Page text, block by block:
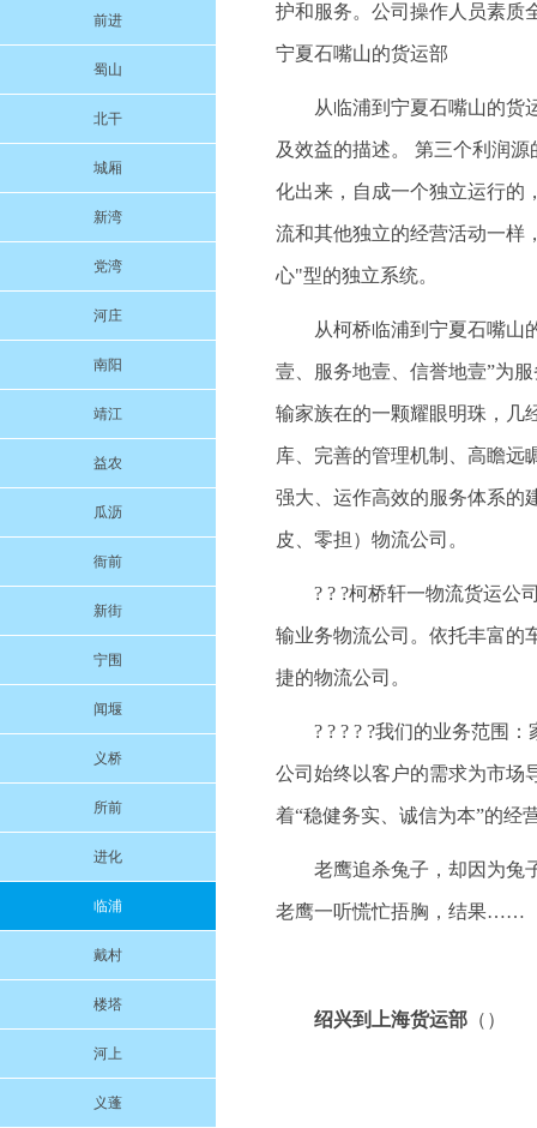
前进
蜀山
北干
城厢
新湾
党湾
河庄
南阳
靖江
益农
瓜沥
衙前
新街
宁围
闻堰
义桥
所前
进化
临浦
戴村
楼塔
河上
义蓬
护和服务。公司操作人员素质
宁夏石嘴山的货运部
从临浦到宁夏石嘴山的货
及效益的描述。 第三个利润
化出来，自成一个独立运行的
流和其他独立的经营活动一样
心"型的独立系统。
从柯桥临浦到宁夏石嘴山
壹、服务地壹、信誉地壹”为
输家族在的一颗耀眼明珠，几
库、完善的管理机制、高瞻远
强大、运作高效的服务体系的
皮、零担）物流公司。
? ? ?柯桥轩一物流货运公
输业务物流公司。依托丰富的
捷的物流公司。
? ? ? ? ?我们的业务范围
公司始终以客户的需求为市场
着“稳健务实、诚信为本”的经
老鹰追杀兔子，却因为兔
老鹰一听慌忙捂胸，结果……
绍兴到上海货运部 （）